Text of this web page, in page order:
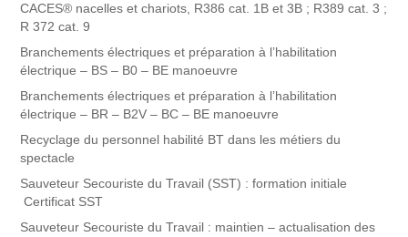
CACES® nacelles et chariots, R386 cat. 1B et 3B ; R389 cat. 3 ;
R 372 cat. 9
Branchements électriques et préparation à l’habilitation
électrique – BS – B0 – BE manoeuvre
Branchements électriques et préparation à l’habilitation
électrique – BR – B2V – BC – BE manoeuvre
Recyclage du personnel habilité BT dans les métiers du
spectacle
Sauveteur Secouriste du Travail (SST) : formation initiale
Certificat SST
Sauveteur Secouriste du Travail : maintien – actualisation des